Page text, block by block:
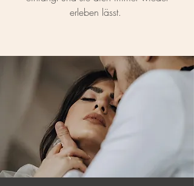
erleben lässt.